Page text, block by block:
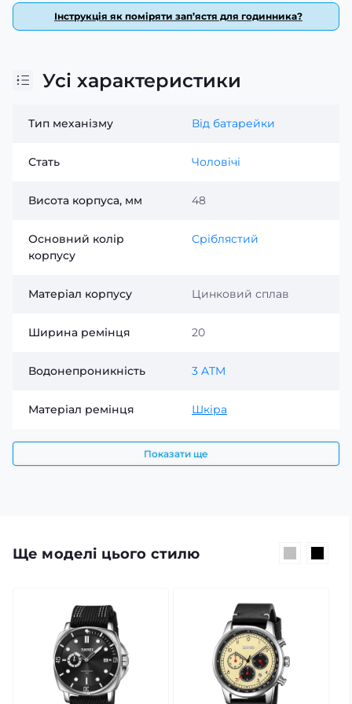
виробника — Китай. Оберіть Skmei 9298TRGSI і
підкресліть свій статус!
Інструкція як поміряти зап’ястя для годинника?
Усі характеристики
Тип механізму Від батарейки
Стать Чоловічі
Висота корпуса, мм 48
Основний колір
корпусу
Сріблястий
Матеріал корпусу Цинковий сплав
Ширина ремінця 20
Водонепроникність 3 ATM
Матеріал ремінця Шкіра
Показати ще
Ще моделі цього стилю